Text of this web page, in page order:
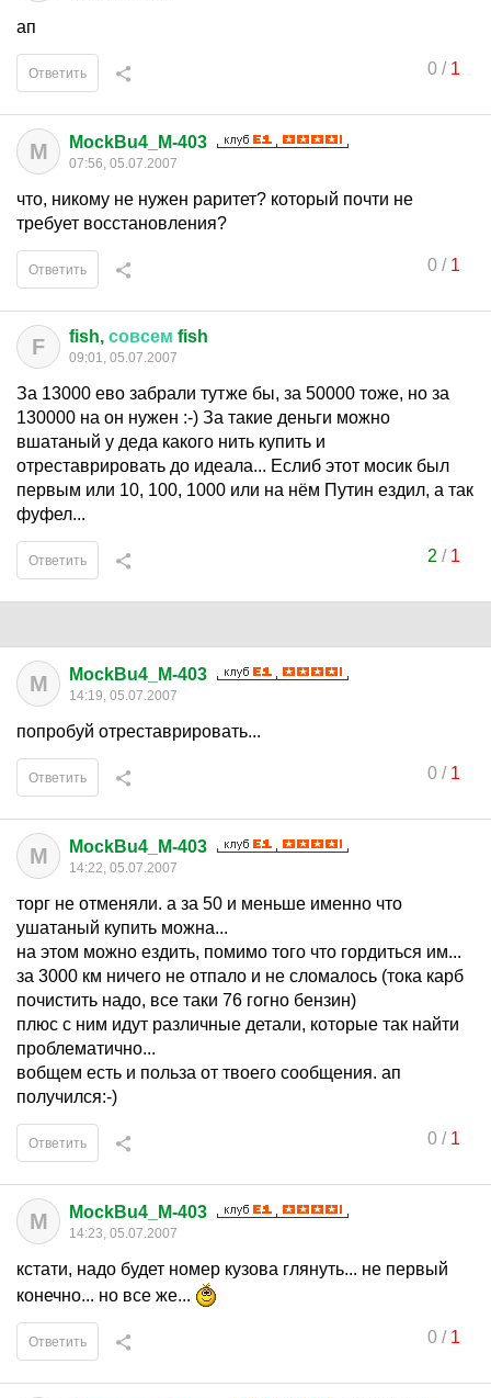
ап
0/ 1
Ответить
M MockBu4_M-403
07:56, 05.07.2007
что, никому не нужен раритет? который почти не
требует восстановления?
0/ 1
Ответить
F fish, совсем fish
09:01, 05.07.2007
За 13000 ево забрали тутже бы, за 50000 тоже, но за
130000 на он нужен :-) За такие деньги можно
вшатаный у деда какого нить купить и
отреставрировать до идеала... Еслиб этот мосик был
первым или 10, 100, 1000 или на нём Путин ездил, а так
фуфел...
2 / 1
Ответить
M MockBu4_M-403
14:19, 05.07.2007
попробуй отреставрировать...
0/ 1
Ответить
M MockBu4_M-403
14:22, 05.07.2007
торг не отменяли. а за 50 и меньше именно что
ушатаный купить можна...
на этом можно ездить, помимо того что гордиться им...
за 3000 км ничего не отпало и не сломалось (тока карб
почистить надо, все таки 76 гогно бензин)
плюс с ним идут различные детали, которые так найти
проблематично...
вобщем есть и польза от твоего сообщения. ап
получился:-)
0/ 1
Ответить
M MockBu4_M-403
14:23, 05.07.2007
кстати, надо будет номер кузова глянуть... не первый
конечно... но все же...
0/ 1
Ответить